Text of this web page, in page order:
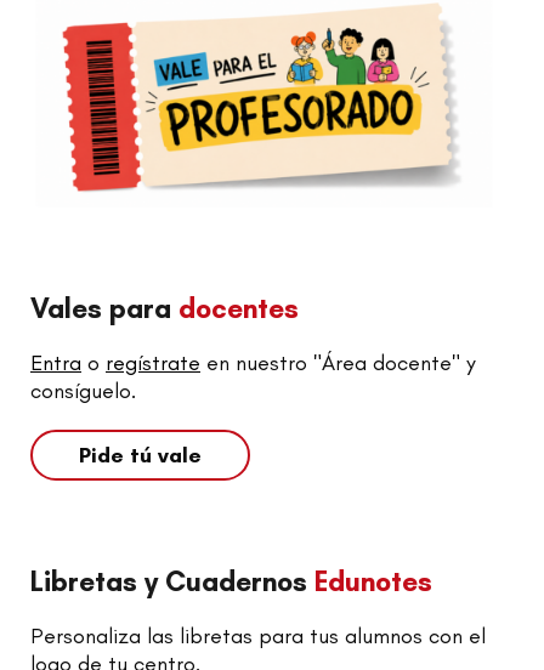
Vales para docentes
Entra o regístrate en nuestro "Área docente" y
consíguelo.
Pide tú vale
Libretas y Cuadernos Edunotes
Personaliza las libretas para tus alumnos con el
logo de tu centro.